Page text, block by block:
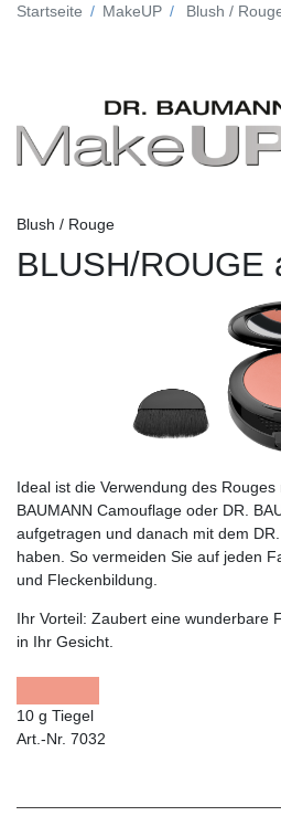
Startseite MakeUP Blush /
Blush / Rouge
BLUSH/ROUGE
Ideal ist die Verwendung des Rouges
BAUMANN Camouflage oder DR.
aufgetragen und danach mit dem
haben. So vermeiden Sie auf jeden
und Fleckenbildung.
Ihr Vorteil: Zaubert eine wunderbare
in Ihr Gesicht.
10 g Tiegel
Art.-Nr. 7032